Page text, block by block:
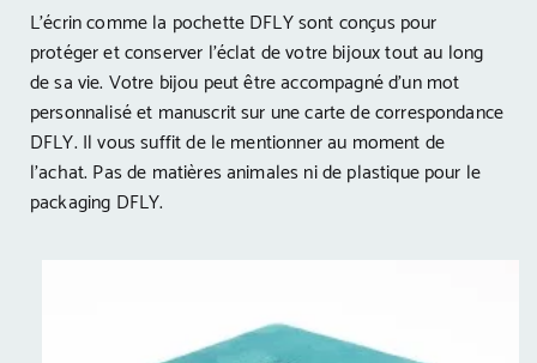
L’écrin comme la pochette DFLY sont conçus pour
protéger et conserver l’éclat de votre bijoux tout au long
de sa vie. Votre bijou peut être accompagné d’un mot
personnalisé et manuscrit sur une carte de correspondance
DFLY. Il vous suffit de le mentionner au moment de
l’achat. Pas de matières animales ni de plastique pour le
packaging DFLY.